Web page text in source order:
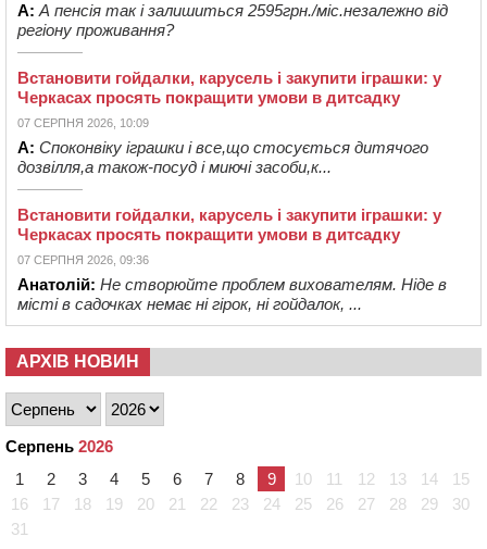
А: А пенсія так і залишиться 2595грн./міс.незалежно від
регіону проживання?
Встановити гойдалки, карусель і закупити іграшки: у
Черкасах просять покращити умови в дитсадку
07 СЕРПНЯ 2026, 10:09
А: Споконвіку іграшки і все,що стосується дитячого
дозвілля,а також-посуд і миючі засоби,к...
Встановити гойдалки, карусель і закупити іграшки: у
Черкасах просять покращити умови в дитсадку
07 СЕРПНЯ 2026, 09:36
Анатолій: Не створюйте проблем вихователям. Ніде в
місті в садочках немає ні гірок, ні гойдалок, ...
АРХІВ НОВИН
Серпень 2026
1
2 3 4 5 6 7 8 9 10 11 12 13 14
15
16
17 18 19 20 21 22 23 24 25 26 27 28 29
30
31